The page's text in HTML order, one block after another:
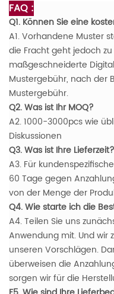
FAQ :
Q1. Können Sie eine
A1. Vorhandene Muster
die Fracht geht jedoch zu
maßgeschneiderte
Mustergebühr, nach der
Mustergebühr.
Q2. Was ist Ihr MOQ?
A2. 1000-3000pcs wie
Diskussionen
Q3. Was ist Ihre Lieferzeit?
A3. Für
60 Tage gegen
von der Menge der
Q4. Wie starte ich die
A4. Teilen Sie uns
Anwendung mit. Und wir
unseren Vorschlägen.
überweisen die
sorgen wir für die